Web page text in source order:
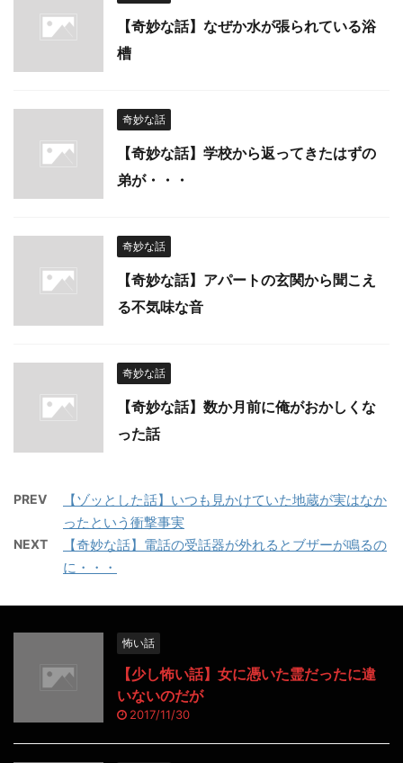
【奇妙な話】なぜか水が張られている浴
槽
奇妙な話
【奇妙な話】学校から返ってきたはずの
弟が・・・
奇妙な話
【奇妙な話】アパートの玄関から聞こえ
る不気味な音
奇妙な話
【奇妙な話】数か月前に俺がおかしくな
った話
PREV
【ゾッとした話】いつも見かけていた地蔵が実はなか
ったという衝撃事実
NEXT
【奇妙な話】電話の受話器が外れるとブザーが鳴るの
に・・・
怖い話
【少し怖い話】女に憑いた霊だったに違
いないのだが
2017/11/30